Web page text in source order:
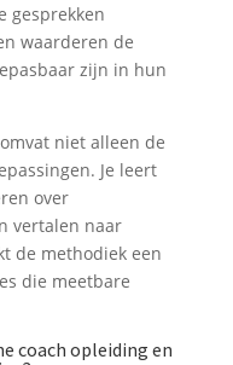
gesprekken
waarderen de
zijn in hun
niet alleen de
Je leert
over
vertalen naar
de methodiek een
die meetbare
coach opleiding en